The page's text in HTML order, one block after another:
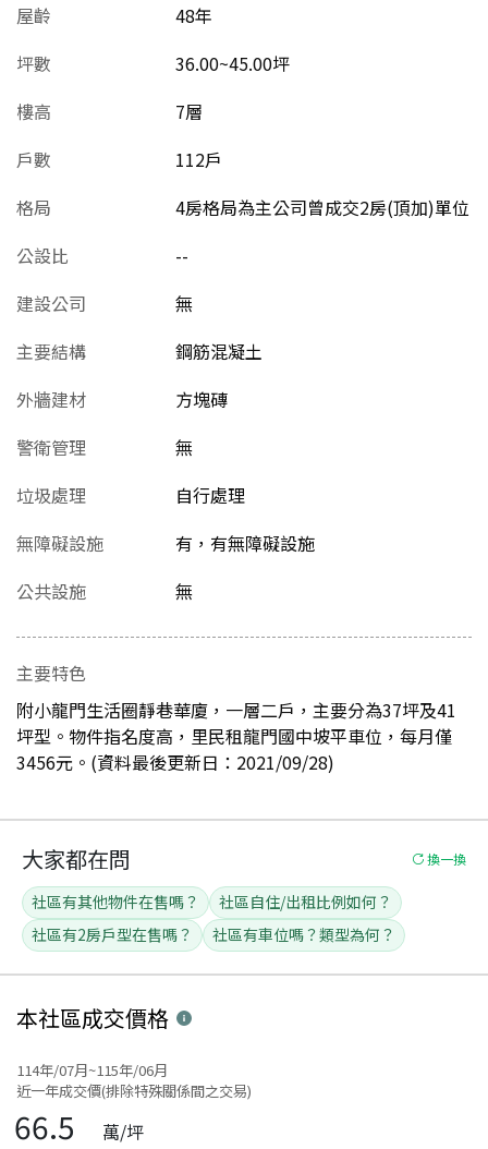
屋齡
48年
坪數
36.00~45.00坪
樓高
7層
戶數
112戶
格局
4房格局為主公司曾成交2房(頂加)單位
公設比
--
建設公司
無
主要結構
鋼筋混凝土
外牆建材
方塊磚
警衛管理
無
垃圾處理
自行處理
無障礙設施
有，有無障礙設施
公共設施
無
主要特色
附小龍門生活圈靜巷華廈，一層二戶，主要分為37坪及41
坪型。物件指名度高，里民租龍門國中坡平車位，每月僅
3456元。(資料最後更新日：2021/09/28)
大家都在問 換一換
社區有其他物件在售嗎？
社區自住/出租比例如何？
社區有2房戶型在售嗎？
社區有車位嗎？類型為何？
本社區成交價格
114年/07月~115年/06月
近一年成交價(排除特殊關係間之交易)
66.5 萬/坪